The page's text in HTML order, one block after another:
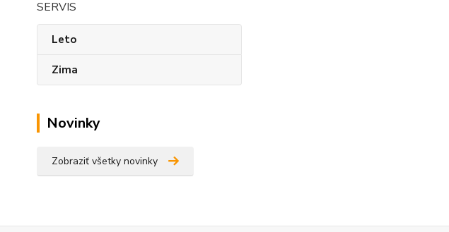
SERVIS
Leto
Zima
Novinky
Zobraziť všetky novinky